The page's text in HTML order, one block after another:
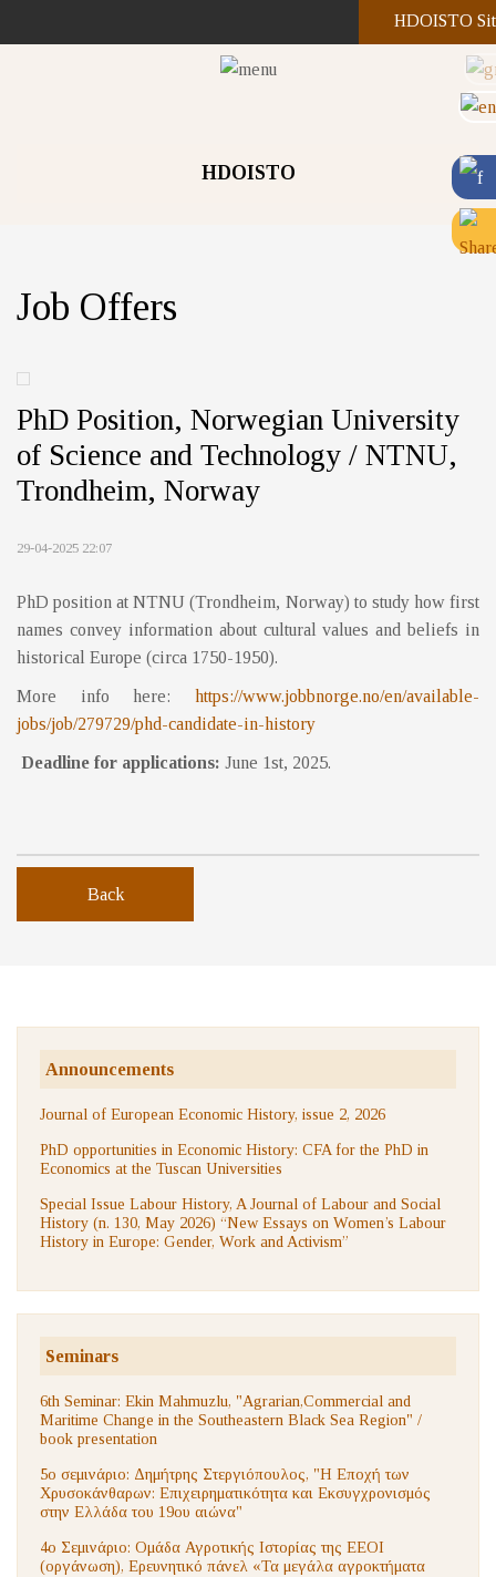
HDOISTO
HDOISTO
Job Offers
PhD Position, Norwegian University
of Science and Technology / NTNU,
Trondheim, Norway
29-04-2025 22:07
PhD position at NTNU (Trondheim, Norway) to study how first
names convey information about cultural values and beliefs in
historical Europe (circa 1750-1950).
More info here: https://www.jobbnorge.no/en/available-
jobs/job/279729/phd-candidate-in-history
Deadline for applications: June 1st, 2025.
Back
Announcements
Journal of European Economic History, issue 2, 2026
PhD opportunities in Economic History: CFA for the PhD in
Economics at the Tuscan Universities
Special Issue Labour History, A Journal of Labour and Social
History (n. 130, May 2026) “New Essays on Women’s Labour
History in Europe: Gender, Work and Activism”
Seminars
6th Seminar: Ekin Mahmuzlu, "Agrarian,Commercial and
Maritime Change in the Southeastern Black Sea Region" /
book presentation
5ο σεμινάριο: Δημήτρης Στεργιόπουλος, "Η Εποχή των
Χρυσοκάνθαρων: Επιχειρηματικότητα και Εκσυγχρονισμός
στην Ελλάδα του 19ου αιώνα"
4ο Σεμινάριο: Ομάδα Αγροτικής Ιστορίας της ΕΕΟΙ
(οργάνωση), Ερευνητικό πάνελ «Τα μεγάλα αγροκτήματα